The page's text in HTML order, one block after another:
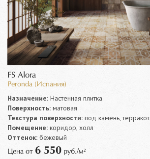
FS Alora
Peronda (Испания)
Назначение: Настенная плитка
Поверхность: матовая
Текстура поверхности: под камень, терракот
Помещение: коридор, холл
Оттенок: бежевый
Цена от 6 550 руб./м²